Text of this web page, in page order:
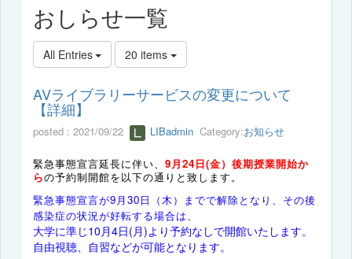
おしらせ一覧
All Entries 20 items
AVライブラリーサービスの変更について
【詳細】
posted : 2021/09/22 LIBadmin Category:お知らせ
緊急事態宣言延長に伴い、 9月24日(金）後期授業開始か
らの予約制開館を以下の通りと致します。
緊急事態宣言が9月30日（木）までで解除となり、その後
感染症の状況が好転する場合は、
大学に準じ10月4日(月)より予約なしで開館いたします。
自由視聴、自習などが可能となります。